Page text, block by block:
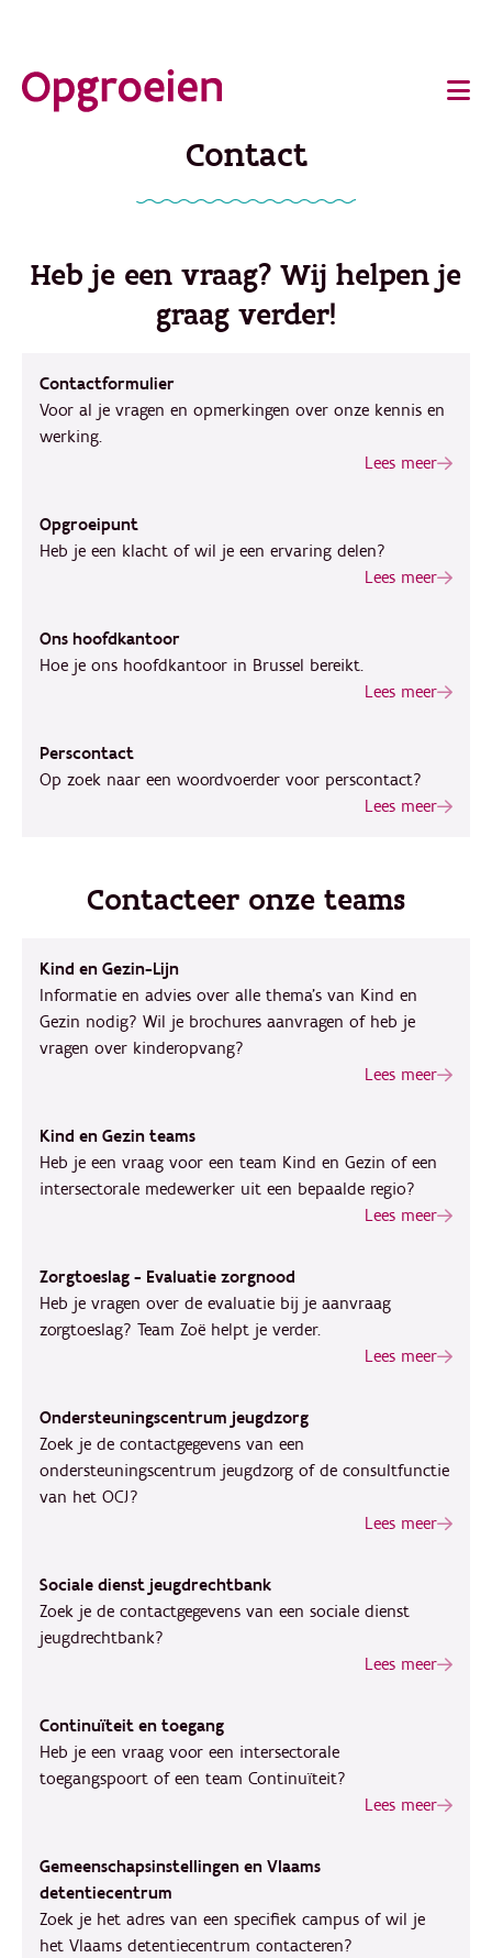
direct
Main
Contact
Heb je een vraag? Wij helpen je
graag verder!
Contactformulier
Voor al je vragen en opmerkingen over onze kennis en
werking.
Lees meer
Opgroeipunt
Heb je een klacht of wil je een ervaring delen?
Lees meer
Ons hoofdkantoor
Hoe je ons hoofdkantoor in Brussel bereikt.
Lees meer
Perscontact
Op zoek naar een woordvoerder voor perscontact?
Lees meer
Contacteer onze teams
Kind en Gezin-Lijn
Informatie en advies over alle thema's van Kind en
Gezin nodig? Wil je brochures aanvragen of heb je
vragen over kinderopvang?
Lees meer
Kind en Gezin teams
Heb je een vraag voor een team Kind en Gezin of een
intersectorale medewerker uit een bepaalde regio?
Lees meer
Zorgtoeslag - Evaluatie zorgnood
Heb je vragen over de evaluatie bij je aanvraag
zorgtoeslag? Team Zoë helpt je verder.
Lees meer
Ondersteuningscentrum jeugdzorg
Zoek je de contactgegevens van een
ondersteuningscentrum jeugdzorg of de consultfunctie
van het OCJ?
Lees meer
Sociale dienst jeugdrechtbank
Zoek je de contactgegevens van een sociale dienst
jeugdrechtbank?
Lees meer
Continuïteit en toegang
Heb je een vraag voor een intersectorale
toegangspoort of een team Continuïteit?
Lees meer
Gemeenschapsinstellingen en Vlaams
detentiecentrum
Zoek je het adres van een specifiek campus of wil je
het Vlaams detentiecentrum contacteren?